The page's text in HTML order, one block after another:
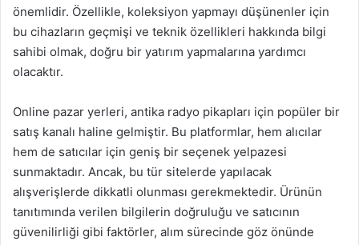
önemlidir. Özellikle, koleksiyon yapmayı düşünenler için
bu cihazların geçmişi ve teknik özellikleri hakkında bilgi
sahibi olmak, doğru bir yatırım yapmalarına yardımcı
olacaktır.
Online pazar yerleri, antika radyo pikapları için popüler bir
satış kanalı haline gelmiştir. Bu platformlar, hem alıcılar
hem de satıcılar için geniş bir seçenek yelpazesi
sunmaktadır. Ancak, bu tür sitelerde yapılacak
alışverişlerde dikkatli olunması gerekmektedir. Ürünün
tanıtımında verilen bilgilerin doğruluğu ve satıcının
güvenilirliği gibi faktörler, alım sürecinde göz önünde